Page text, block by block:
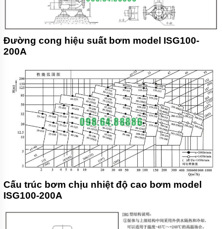
Đường cong hiệu suất bơm model ISG100-
200A
Cấu trúc bơm chịu nhiệt độ cao bơm model
ISG100-200A